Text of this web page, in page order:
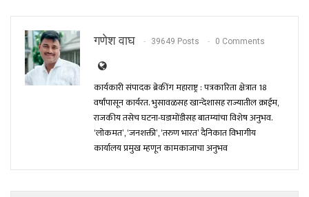
गणेश वाघ 39649 Posts 0 Comments
कार्यकारी संपादक ब्रेकींग महाराष्ट्र : पत्रकारिता क्षेत्रात 18
वर्षांपासून कार्यरत. भुसावळसह खान्देशासह राज्यातील क्राईम,
राजकीय तसेच घटना-घडामोंडीसह बातम्यांचा विशेष अनुभव.
‘लोकमत’, ‘जनशक्ती’, ‘तरुण भारत’ दैनिकात विभागीय
कार्यालय प्रमुख म्हणून कामकाजाचा अनुभव